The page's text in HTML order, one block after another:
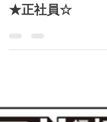
☆短期★長期☆ア